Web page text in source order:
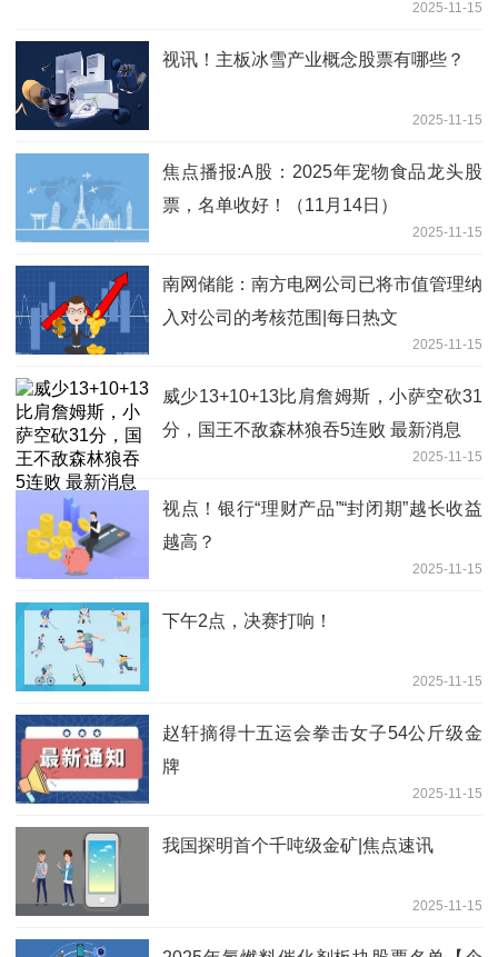
2025-11-15
视讯！主板冰雪产业概念股票有哪些？
2025-11-15
焦点播报:A股：2025年宠物食品龙头股
票，名单收好！（11月14日）
2025-11-15
南网储能：南方电网公司已将市值管理纳
入对公司的考核范围|每日热文
2025-11-15
威少13+10+13比肩詹姆斯，小萨空砍31
分，国王不敌森林狼吞5连败 最新消息
2025-11-15
视点！银行“理财产品”“封闭期”越长收益
越高？
2025-11-15
下午2点，决赛打响！
2025-11-15
赵轩摘得十五运会拳击女子54公斤级金
牌
2025-11-15
我国探明首个千吨级金矿|焦点速讯
2025-11-15